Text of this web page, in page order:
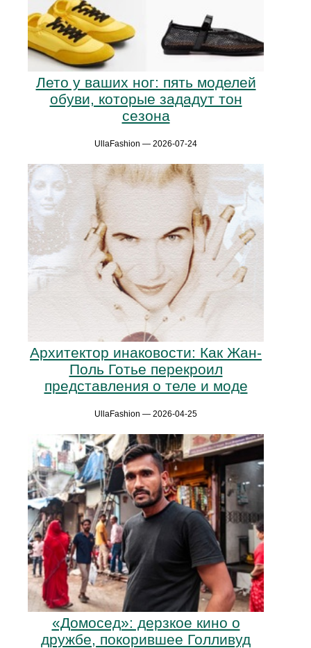
Лето у ваших ног: пять моделей
обуви, которые зададут тон
сезона
UllaFashion — 2026-07-24
Архитектор инаковости: Как Жан-
Поль Готье перекроил
представления о теле и моде
UllaFashion — 2026-04-25
«Домосед»: дерзкое кино о
дружбе, покорившее Голливуд